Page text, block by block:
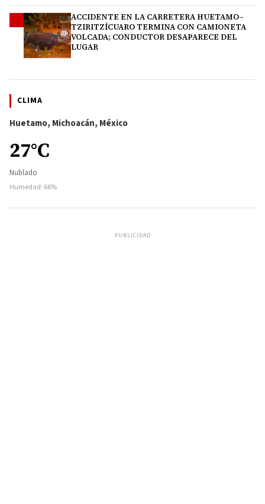
ACCIDENTE EN LA CARRETERA HUETAMO–
TZIRITZÍCUARO TERMINA CON CAMIONETA
VOLCADA; CONDUCTOR DESAPARECE DEL
LUGAR
CLIMA
Huetamo, Michoacán, México
27°C
Nublado
Humedad: 66%
PUBLICIDAD